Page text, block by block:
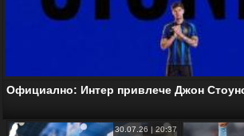
Официално: Интер привлече Джон
30.07.26 | 20:37